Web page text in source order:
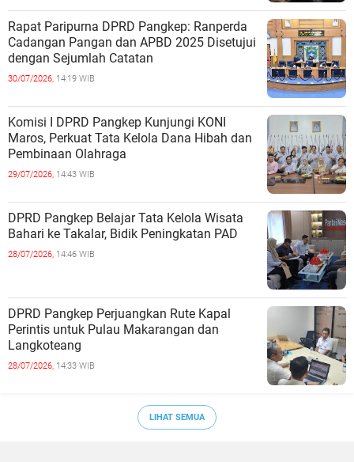
Rapat Paripurna DPRD Pangkep: Ranperda
Cadangan Pangan dan APBD 2025 Disetujui
dengan Sejumlah Catatan
30/07/2026, 14:19 WIB
Komisi I DPRD Pangkep Kunjungi KONI
Maros, Perkuat Tata Kelola Dana Hibah dan
Pembinaan Olahraga
29/07/2026, 14:43 WIB
DPRD Pangkep Belajar Tata Kelola Wisata
Bahari ke Takalar, Bidik Peningkatan PAD
28/07/2026, 14:46 WIB
DPRD Pangkep Perjuangkan Rute Kapal
Perintis untuk Pulau Makarangan dan
Langkoteang
28/07/2026, 14:33 WIB
LIHAT SEMUA